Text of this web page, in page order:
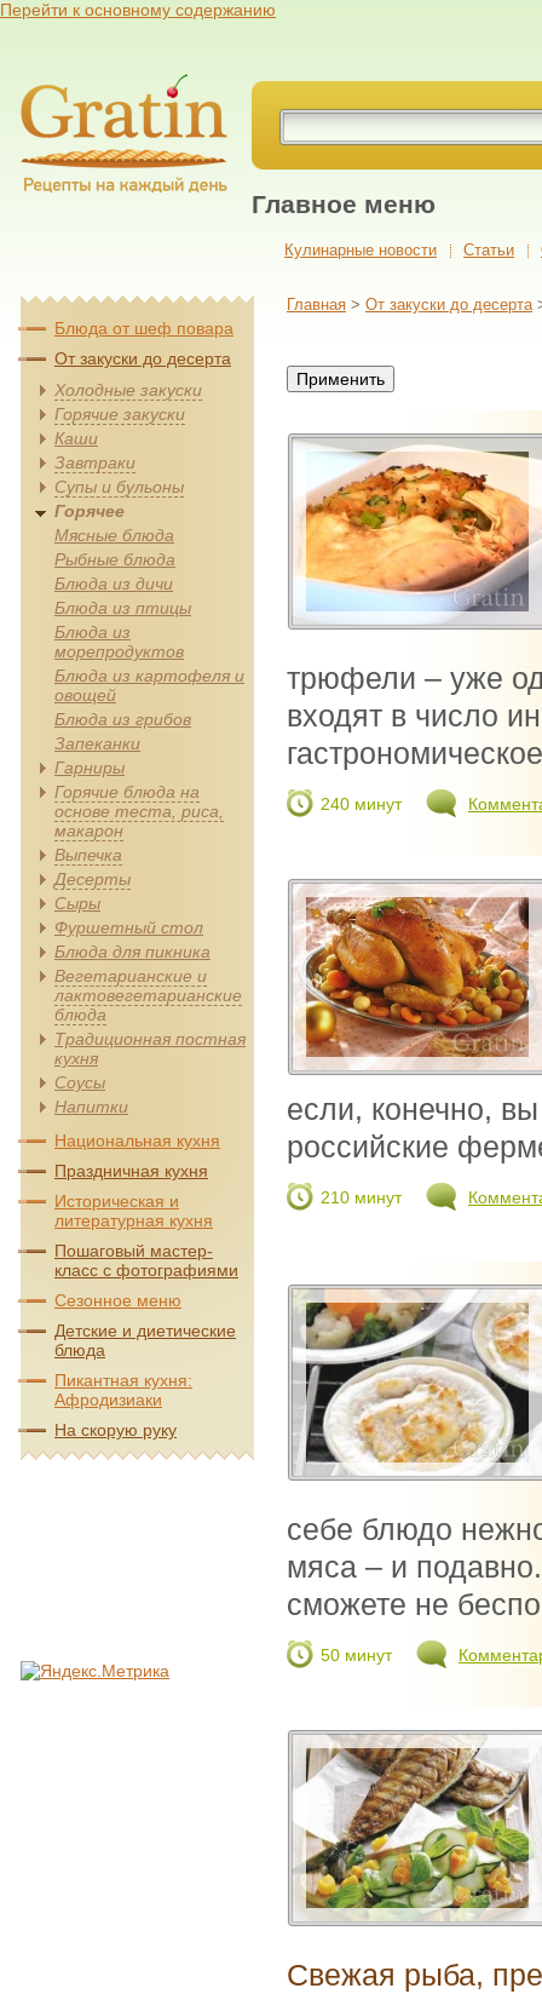
Перейти к основному содержанию
Главное меню
Кулинарные новости Cтатьи
Главная > От закуски до десерта
трюфели – уже
входят в число
240 минут
если, конечно,
российские
210 минут
себе блюдо
мяса – и
сможете не
50 минут
Свежая рыба,
Блюда от шеф повара
От закуски до десерта
Холодные закуски
Горячие закуски
Каши
Завтраки
Супы и бульоны
Горячее
Мясные блюда
Рыбные блюда
Блюда из дичи
Блюда из птицы
Блюда из
морепродуктов
Блюда из картофеля и
овощей
Блюда из грибов
Запеканки
Гарниры
Горячие блюда на
основе теста, риса,
макарон
Выпечка
Десерты
Сыры
Фуршетный стол
Блюда для пикника
Вегетарианские и
лактовегетарианские
блюда
Традиционная постная
кухня
Соусы
Напитки
Национальная кухня
Праздничная кухня
Историческая и
литературная кухня
Пошаговый мастер-
класс с фотографиями
Сезонное меню
Детские и диетические
блюда
Пикантная кухня:
Афродизиаки
На скорую руку